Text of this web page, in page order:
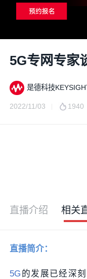
5G专网专家
是德科技
2022/11/03 1940
直播介绍 相关
直播简介：
5G 的发展已经深